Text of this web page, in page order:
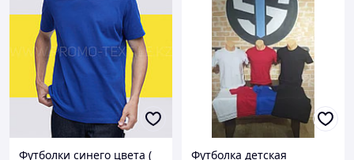
Футболки синего цвета (
Футболка детская